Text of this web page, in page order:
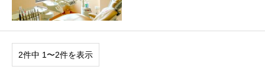
2件中 1〜2件を表示